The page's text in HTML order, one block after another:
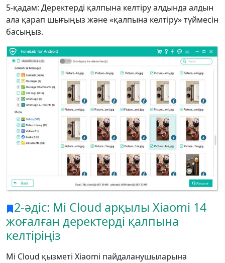
5-қадам: Деректерді қалпына келтіру алдында алдын
ала қарап шығыңыз және «қалпына келтіру» түймесін
басыңыз.
2-әдіс: Mi Cloud арқылы Xiaomi 14
жоғалған деректерді қалпына
келтіріңіз
Mi Cloud қызметі Xiaomi пайдаланушыларына